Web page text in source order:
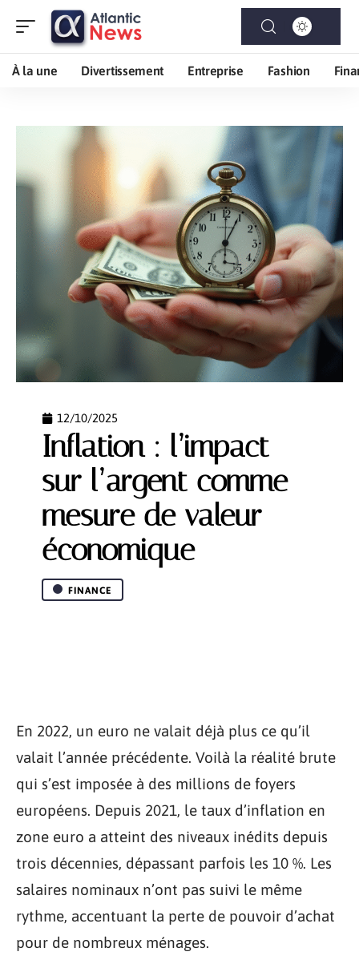
À la une Divertissement Entreprise Fashion
12/10/2025
Inflation : l’impact
sur l’argent comme
mesure de valeur
économique
FINANCE
En 2022, un euro ne valait déjà plus ce qu’il
valait l’année précédente. Voilà la réalité brute
qui s’est imposée à des millions de foyers
européens. Depuis 2021, le taux d’inflation en
zone euro a atteint des niveaux inédits depuis
trois décennies, dépassant parfois les 10 %. Les
salaires nominaux n’ont pas suivi le même
rythme, accentuant la perte de pouvoir d’achat
pour de nombreux ménages.